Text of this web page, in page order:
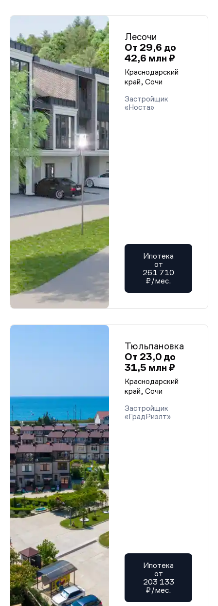
Лесочи
От 29,6 до
42,6 млн ₽
Краснодарский
край, Сочи
Застройщик
«Носта»
Ипотека
от
261 710
₽/мес.
Тюльпановка
От 23,0 до
31,5 млн ₽
Краснодарский
край, Сочи
Застройщик
«ГрадРиэлт»
Ипотека
от
203 133
₽/мес.